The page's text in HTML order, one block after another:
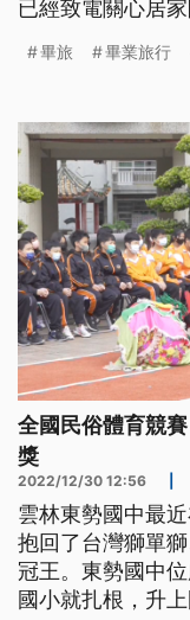
已經致電關心居
前往台南、高雄
市教育局也表示
逐步解封，畢旅
畢旅 畢業旅行
全國民俗體育競
獎
2022/12/30 12:56
雲林東勢國中最
抱回了台灣獅單
冠王。東勢國中
國小就扎根，升